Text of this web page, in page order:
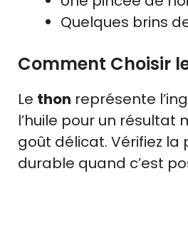
Quelques brins
Comment Choisir
Le thon représente
l’huile pour un
goût délicat. Vérifiez la
durable quand c’est